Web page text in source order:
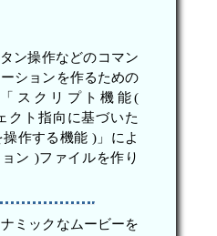
ン操作などのコマン
ションを作るための
スクリプト機能(
クト指向に基づいた
作する機能 )」によ
ン )ファイルを作り
ミックなムービーを